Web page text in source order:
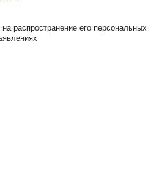
распространение его персональных